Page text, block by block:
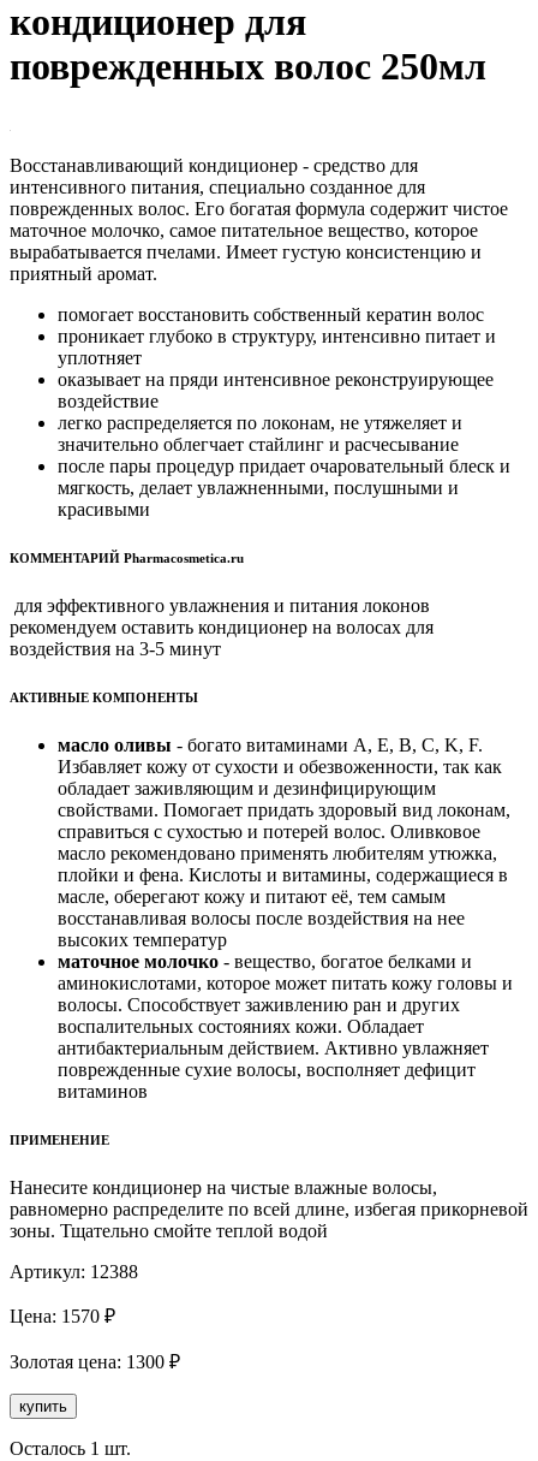
кондиционер для
поврежденных волос 250мл
Восстанавливающий кондиционер - средство для
интенсивного питания, специально созданное для
поврежденных волос. Его богатая формула содержит чистое
маточное молочко, самое питательное вещество, которое
вырабатывается пчелами. Имеет густую консистенцию и
приятный аромат.
помогает восстановить собственный кератин волос
проникает глубоко в структуру, интенсивно питает и
уплотняет
оказывает на пряди интенсивное реконструирующее
воздействие
легко распределяется по локонам, не утяжеляет и
значительно облегчает стайлинг и расчесывание
после пары процедур придает очаровательный блеск и
мягкость, делает увлажненными, послушными и
красивыми
КОММЕНТАРИЙ Pharmacosmetica.ru
для эффективного увлажнения и питания локонов
рекомендуем оставить кондиционер на волосах для
воздействия на 3-5 минут
АКТИВНЫЕ КОМПОНЕНТЫ
масло оливы - богато витаминами A, E, B, C, K, F.
Избавляет кожу от сухости и обезвоженности, так как
обладает заживляющим и дезинфицирующим
свойствами. Помогает придать здоровый вид локонам,
справиться с сухостью и потерей волос. Оливковое
масло рекомендовано применять любителям утюжка,
плойки и фена. Кислоты и витамины, содержащиеся в
масле, оберегают кожу и питают её, тем самым
восстанавливая волосы после воздействия на нее
высоких температур
маточное молочко - вещество, богатое белками и
аминокислотами, которое может питать кожу головы и
волосы. Способствует заживлению ран и других
воспалительных состояниях кожи. Обладает
антибактериальным действием. Активно увлажняет
поврежденные сухие волосы, восполняет дефицит
витаминов
ПРИМЕНЕНИЕ
Нанесите кондиционер на чистые влажные волосы,
равномерно распределите по всей длине, избегая прикорневой
зоны. Тщательно смойте теплой водой
Артикул: 12388
Цена: 1570 ₽
Золотая цена: 1300 ₽
купить
Осталось 1 шт.